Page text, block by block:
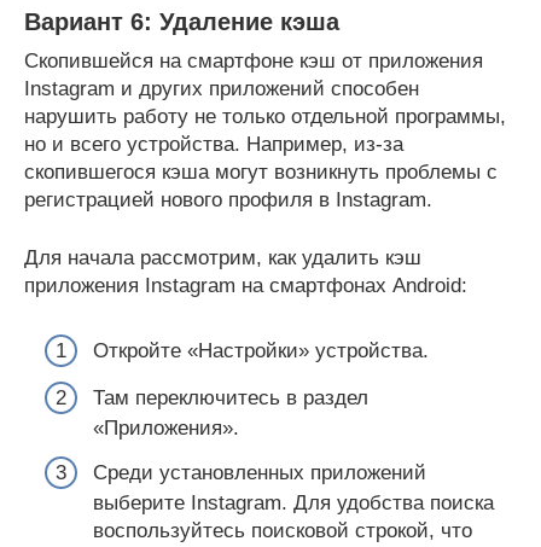
Вариант 6: Удаление кэша
Скопившейся на смартфоне кэш от приложения
Instagram и других приложений способен
нарушить работу не только отдельной программы,
но и всего устройства. Например, из-за
скопившегося кэша могут возникнуть проблемы с
регистрацией нового профиля в Instagram.
Для начала рассмотрим, как удалить кэш
приложения Instagram на смартфонах Android:
Откройте «Настройки» устройства.
Там переключитесь в раздел
«Приложения».
Среди установленных приложений
выберите Instagram. Для удобства поиска
воспользуйтесь поисковой строкой, что